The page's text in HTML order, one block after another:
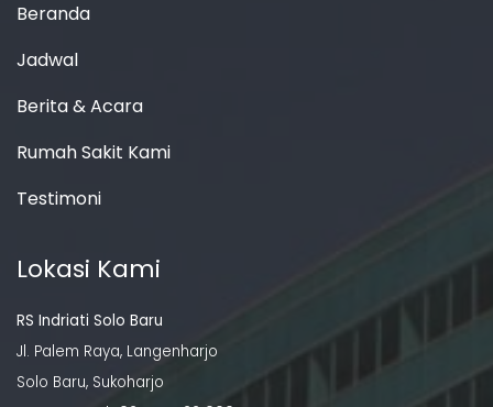
Beranda
Jadwal
Berita & Acara
Rumah Sakit Kami
Testimoni
Lokasi Kami
RS Indriati Solo Baru
Jl. Palem Raya, Langenharjo
Solo Baru, Sukoharjo